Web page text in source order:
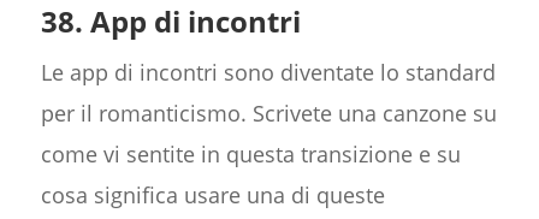
38. App di incontri
Le app di incontri sono diventate lo standard
per il romanticismo. Scrivete una canzone su
come vi sentite in questa transizione e su
cosa significa usare una di queste